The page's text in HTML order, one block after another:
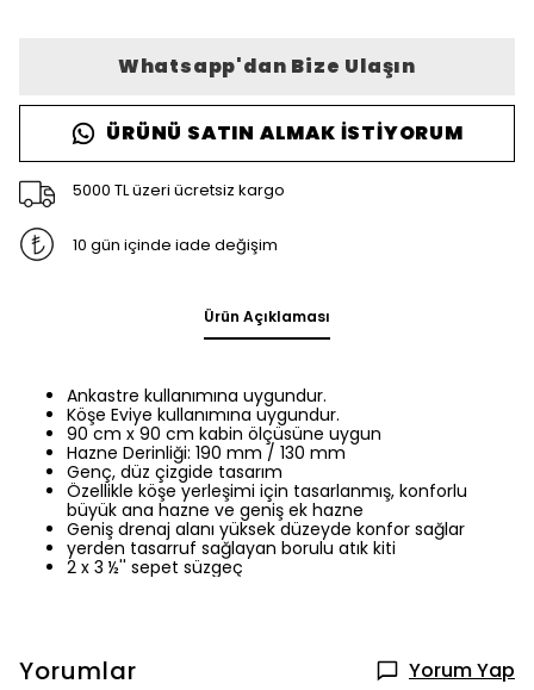
Whatsapp'dan Bize Ulaşın
ÜRÜNÜ SATIN ALMAK İSTIYORUM
5000 TL üzeri ücretsiz kargo
10 gün içinde iade değişim
Ürün Açıklaması
Ankastre kullanımına uygundur.
Köşe Eviye kullanımına uygundur.
90 cm x 90 cm kabin ölçüsüne uygun
Hazne Derinliği: 190 mm / 130 mm
Genç, düz çizgide tasarım
Özellikle köşe yerleşimi için tasarlanmış, konforlu
büyük ana hazne ve geniş ek hazne
Geniş drenaj alanı yüksek düzeyde konfor sağlar
yerden tasarruf sağlayan borulu atık kiti
2 x 3 ½'' sepet süzgeç
Yorumlar Yorum Yap